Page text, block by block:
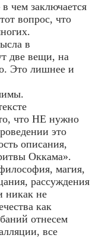
чем заключается
вопрос, что
в
две вещи, на
Это лишнее и
что НЕ нужно
это
описания,
Оккама».
магия,
рассуждения
никак не
как
отнесем
все